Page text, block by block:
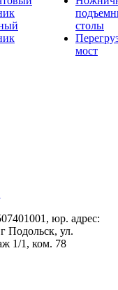
столы
мост
юр. адрес:
Подольск, ул.
1/1, ком. 78